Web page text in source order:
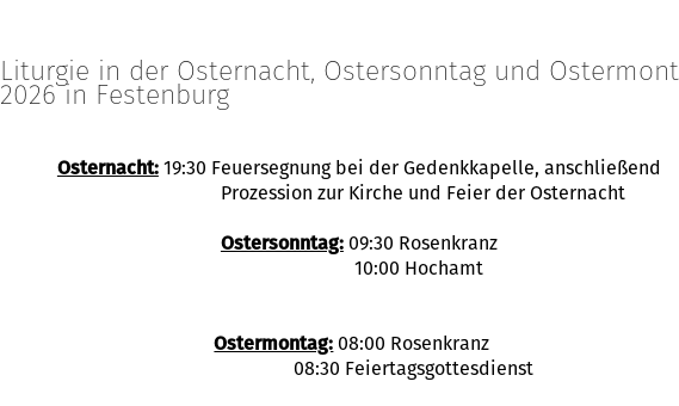
Liturgie in der Osternacht, Ostersonntag und
2026 in Festenburg
Osternacht:19:30 Feuersegnung bei der Gedenkkapelle, anschließend
Prozession zur Kirche und Feier der Osternacht
Ostersonntag:09:30 Rosenkranz
10:00 Hochamt
Ostermontag: 08:00 Rosenkranz
08:30 Feiertagsgottesdienst